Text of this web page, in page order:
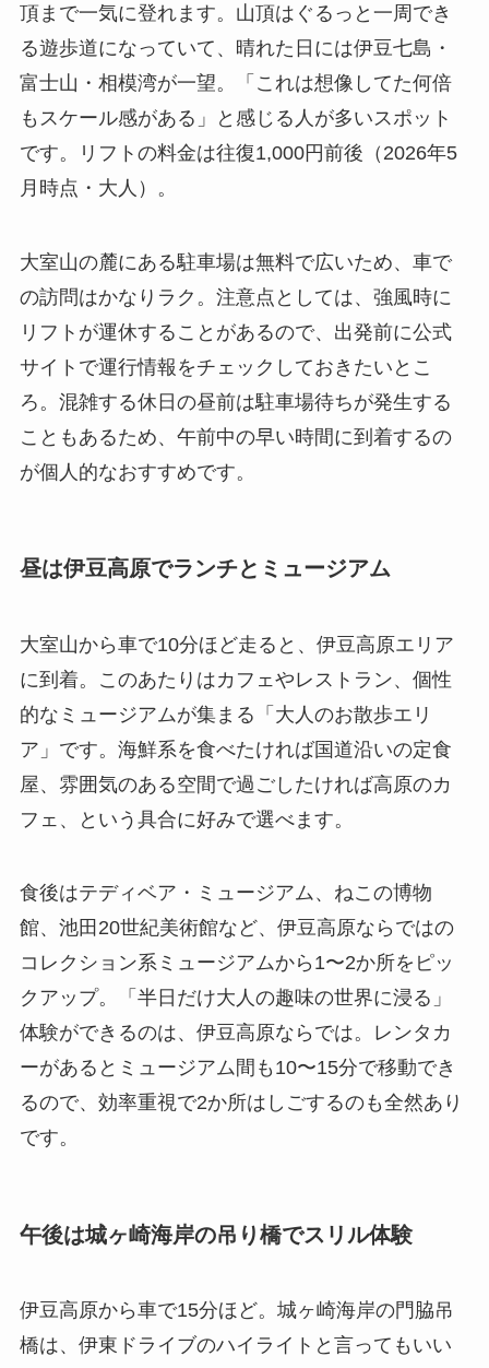
頂まで一気に登れます。山頂はぐるっと一周でき
る遊歩道になっていて、晴れた日には伊豆七島・
富士山・相模湾が一望。「これは想像してた何倍
もスケール感がある」と感じる人が多いスポット
です。リフトの料金は往復1,000円前後（2026年5
月時点・大人）。
大室山の麓にある駐車場は無料で広いため、車で
の訪問はかなりラク。注意点としては、強風時に
リフトが運休することがあるので、出発前に公式
サイトで運行情報をチェックしておきたいとこ
ろ。混雑する休日の昼前は駐車場待ちが発生する
こともあるため、午前中の早い時間に到着するの
が個人的なおすすめです。
昼は伊豆高原でランチとミュージアム
大室山から車で10分ほど走ると、伊豆高原エリア
に到着。このあたりはカフェやレストラン、個性
的なミュージアムが集まる「大人のお散歩エリ
ア」です。海鮮系を食べたければ国道沿いの定食
屋、雰囲気のある空間で過ごしたければ高原のカ
フェ、という具合に好みで選べます。
食後はテディベア・ミュージアム、ねこの博物
館、池田20世紀美術館など、伊豆高原ならではの
コレクション系ミュージアムから1〜2か所をピッ
クアップ。「半日だけ大人の趣味の世界に浸る」
体験ができるのは、伊豆高原ならでは。レンタカ
ーがあるとミュージアム間も10〜15分で移動でき
るので、効率重視で2か所はしごするのも全然あり
です。
午後は城ヶ崎海岸の吊り橋でスリル体験
伊豆高原から車で15分ほど。城ヶ崎海岸の門脇吊
橋は、伊東ドライブのハイライトと言ってもいい